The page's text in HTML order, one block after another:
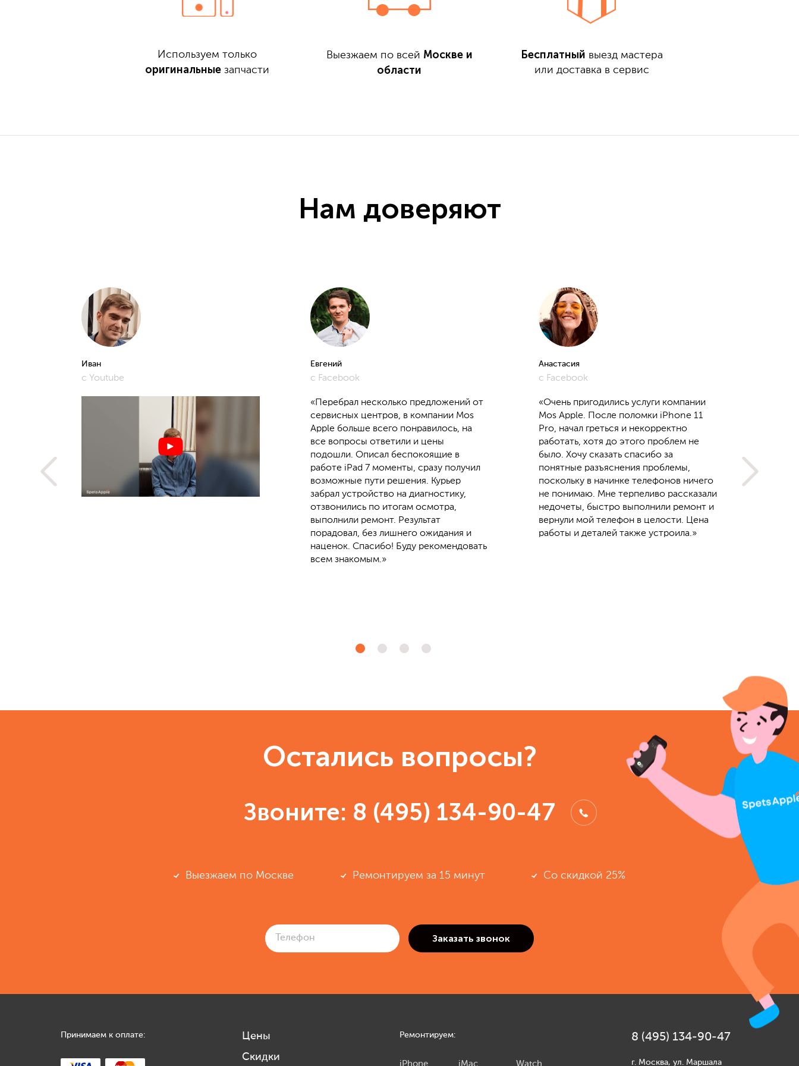
Используем только
оригинальные запчасти
Выезжаем по всей Москве и
области
Бесплатный выезд мастера
или доставка в сервис
Нам доверяют
Иван
с Youtube
Евгений
с Facebook
«Перебрал несколько предложений от
сервисных центров, в компании Mos
Apple больше всего понравилось, на
все вопросы ответили и цены
подошли. Описал беспокоящие в
работе iPad 7 моменты, сразу получил
возможные пути решения. Курьер
забрал устройство на диагностику,
отзвонились по итогам осмотра,
выполнили ремонт. Результат
порадовал, без лишнего ожидания и
наценок. Спасибо! Буду рекомендовать
всем знакомым.»
Анастасия
с Facebook
«Очень пригодились услуги компании
Mos Apple. После поломки iPhone 11
Pro, начал греться и некорректно
работать, хотя до этого проблем не
было. Хочу сказать спасибо за
понятные разъяснения проблемы,
поскольку в начинке телефонов ничего
не понимаю. Мне терпеливо рассказали
недочеты, быстро выполнили ремонт и
вернули мой телефон в целости. Цена
работы и деталей также устроила.»
Остались вопросы?
Звоните: 8 (495) 134-90-47
Выезжаем по Москве Ремонтируем за 15 минут Со скидкой 25%
Принимаем к оплате:
Цены
Скидки
Ремонтируем:
iPhone iMac Watch
8 (495) 134-90-47
г. Москва, ул. Маршала